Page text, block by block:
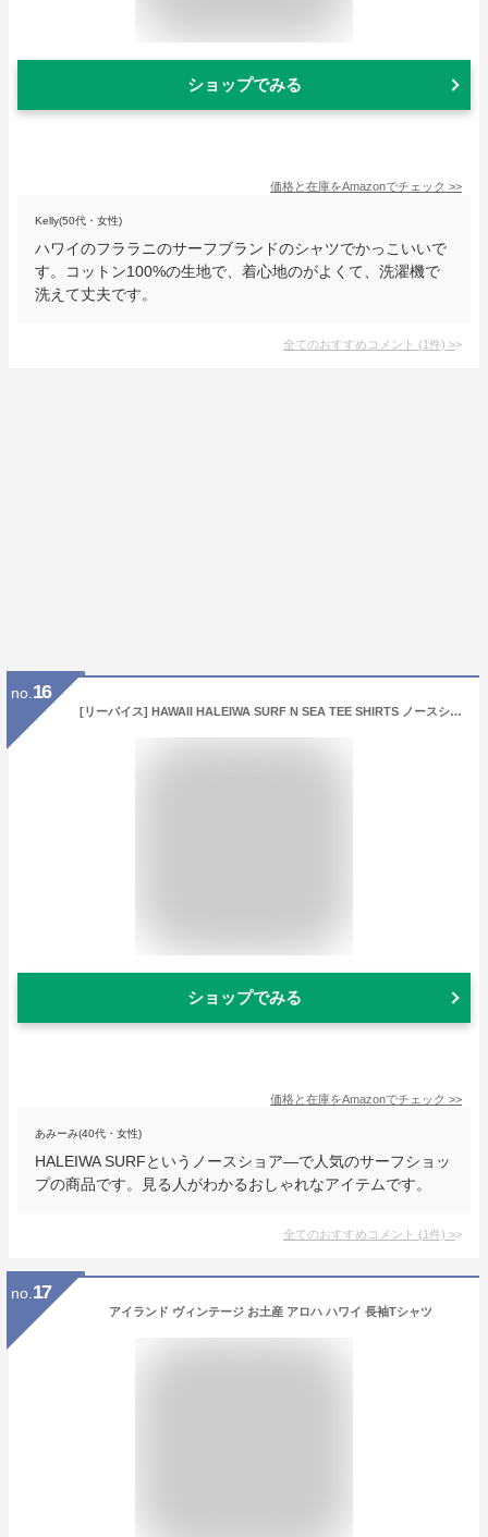
ショップでみる
価格と在庫をAmazonでチェック >>
Kelly(50代・女性)
ハワイのフララニのサーフブランドのシャツでかっこいいで
す。コットン100%の生地で、着心地のがよくて、洗濯機で
洗えて丈夫です。
全てのおすすめコメント (1件) >
no. 16
[リーバイス] HAWAII HALEIWA SURF N SEA TEE SHIRTS ノースショア サーフ アンド シー 限定 Ｔシャツ ハワイ ハレイワ サーフショップ老舗
ショップでみる
価格と在庫をAmazonでチェック >>
あみーみ(40代・女性)
HALEIWA SURFというノースショア―で人気のサーフショッ
プの商品です。見る人がわかるおしゃれなアイテムです。
全てのおすすめコメント (1件) >
no. 17
アイランド ヴィンテージ お土産 アロハ ハワイ 長袖Tシャツ